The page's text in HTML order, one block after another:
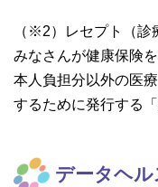
（※2）レセプト（診
みなさんが健康保険
本人負担分以外の医
するために発行する
データヘ